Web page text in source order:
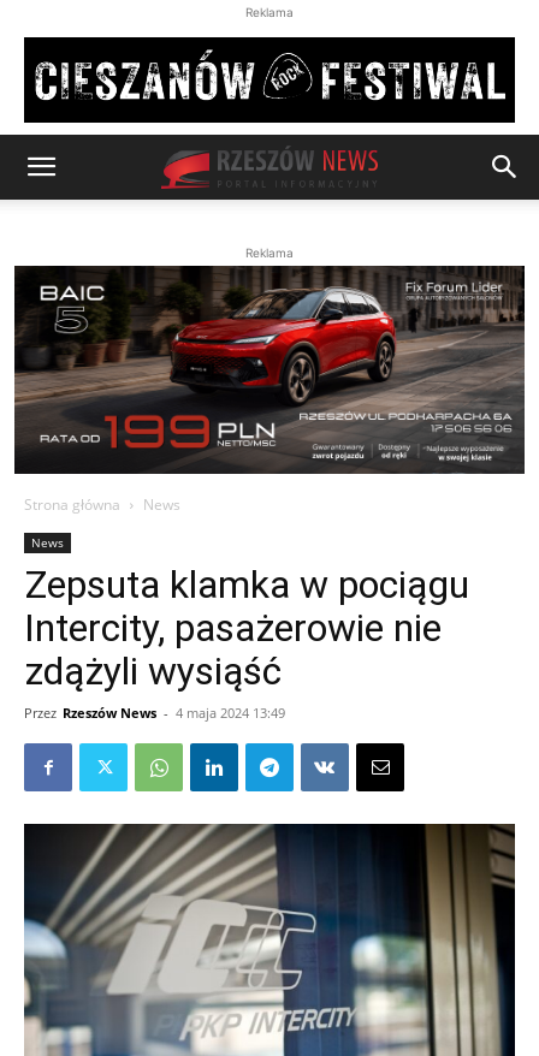
Reklama
Reklama
Strona główna News
News
Zepsuta klamka w pociągu
Intercity, pasażerowie nie
zdążyli wysiąść
Przez Rzeszów News - 4 maja 2024 13:49